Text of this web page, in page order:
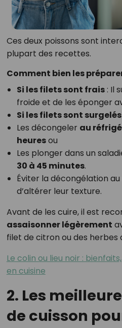
Ces deux poissons sont
plupart des recettes.
Comment bien les
Si les filets sont frais: Il
froide et de les éponger
Si les filets sont surgelés
Les décongeler au
heuresou
Les plonger dans un
30 à 45 minutes.
Éviter la décongélation
d’altérer leur texture.
Avant de les cuire, il est
assaisonner légèrement
filet de citron ou des herbes
Le colin ou lieu noir :
en cuisine
2. Les
de cuisson